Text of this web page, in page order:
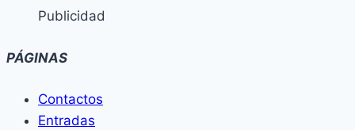
Publicidad
PÁGINAS
Contactos
Entradas